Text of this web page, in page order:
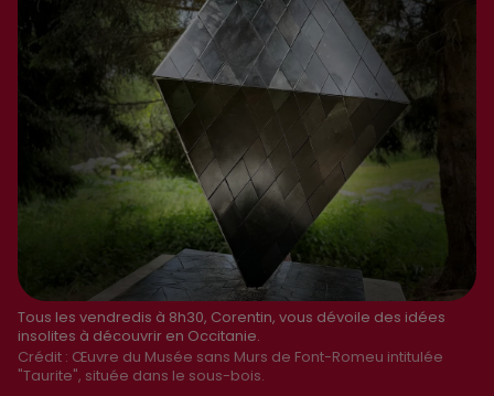
Tous les vendredis à 8h30, Corentin, vous dévoile des idées
insolites à découvrir en Occitanie.
Crédit : Œuvre du Musée sans Murs de Font-Romeu intitulée
"Taurite", située dans le sous-bois.